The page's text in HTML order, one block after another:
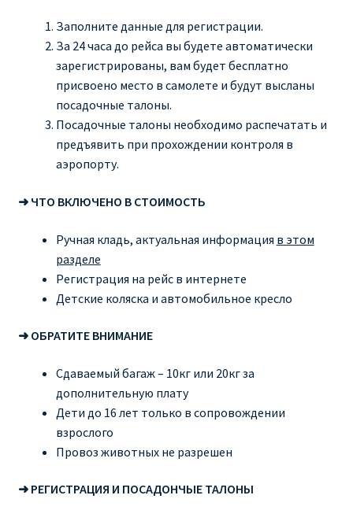
Заполните данные для регистрации.
За 24 часа до рейса вы будете автоматически
зарегистрированы, вам будет бесплатно
присвоено место в самолете и будут высланы
посадочные талоны.
Посадочные талоны необходимо распечатать и
предъявить при прохождении контроля в
аэропорту.
➜ ЧТО ВКЛЮЧЕНО В СТОИМОСТЬ
Ручная кладь, актуальная информация в этом
разделе
Регистрация на рейс в интернете
Детские коляска и автомобильное кресло
➜ ОБРАТИТЕ ВНИМАНИЕ
Сдаваемый багаж – 10кг или 20кг за
дополнительную плату
Дети до 16 лет только в сопровождении
взрослого
Провоз животных не разрешен
➜ РЕГИСТРАЦИЯ И ПОСАДОНЧЫЕ ТАЛОНЫ